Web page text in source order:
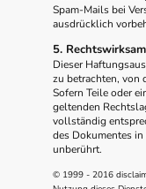
Spam-Mails bei
ausdrücklich
5.
Dieser
zu betrachten, von
Sofern Teile oder
geltenden
vollständig
des Dokumentes
unberührt.
© 1999 - 2016